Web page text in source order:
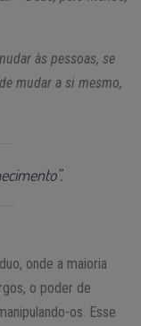
às pessoas, se
mudar a si mesmo,
onde a maioria
o poder de
os. Esse